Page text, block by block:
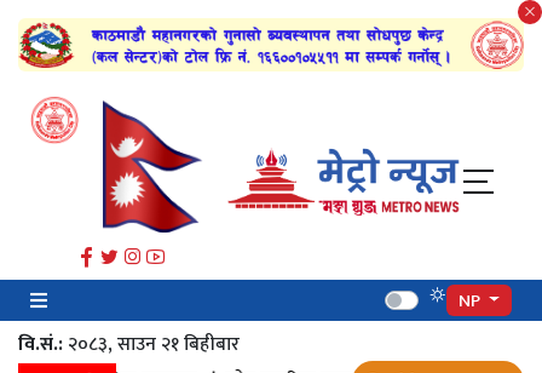
NP
वि.सं.:२०८३, साउन २१ बिहीबार